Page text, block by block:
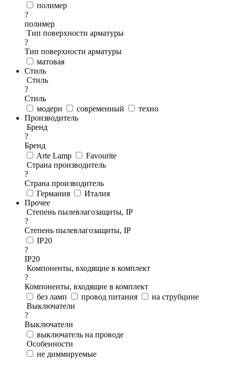
полимер
?
полимер
Тип поверхности арматуры
?
Тип поверхности арматуры
матовая
Стиль
Стиль
?
Стиль
модерн
современный
техно
Производитель
Бренд
?
Бренд
Arte Lamp
Favourite
Страна производитель
?
Страна производитель
Германия
Италия
Прочее
Степень пылевлагозащиты, IP
?
Степень пылевлагозащиты, IP
IP20
?
IP20
Компоненты, входящие в комплект
?
Компоненты, входящие в комплект
без ламп
провод питания
на струбцине
Выключатели
?
Выключатели
выключатель на проводе
Особенности
не диммируемые